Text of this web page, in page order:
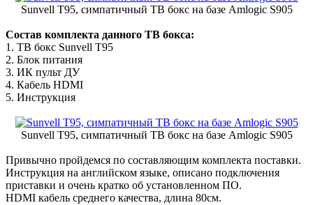
Sunvell T95, симпатичный ТВ бокс на базе Amlogic S905
Состав комплекта данного ТВ бокса:
1. ТВ бокс Sunvell T95
2. Блок питания
3. ИК пульт ДУ
4. Кабель HDMI
5. Инструкция
Sunvell T95, симпатичный ТВ бокс на базе Amlogic S905
Привычно пройдемся по составляющим комплекта поставки.
Инструкция на английском языке, описано подключения
приставки и очень кратко об установленном ПО.
HDMI кабель среднего качества, длина 80см.